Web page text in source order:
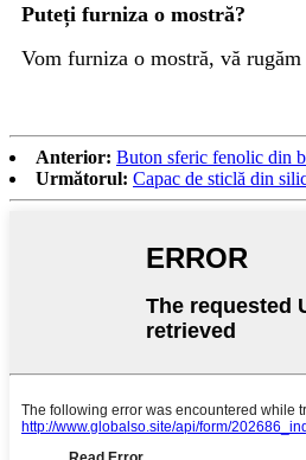
Puteți furniza o mostră?
Vom furniza o mostră, vă rugăm
Anterior: Buton sferic fenolic din
Următorul: Capac de sticlă din